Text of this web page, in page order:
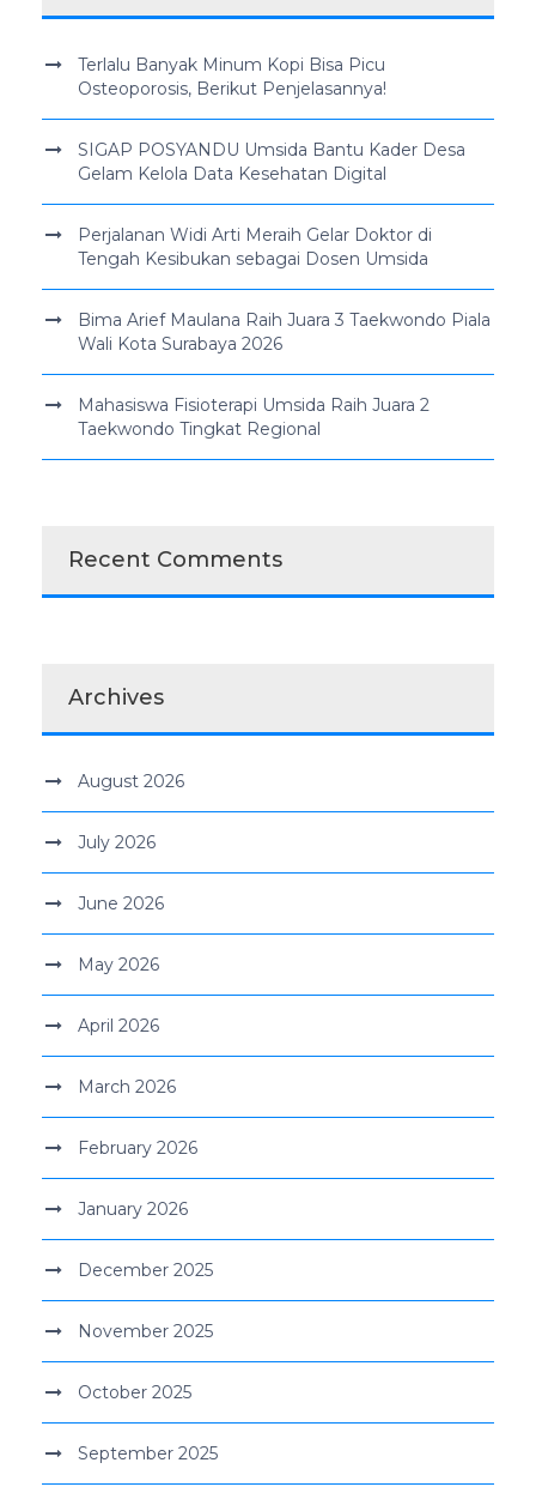
Terlalu Banyak Minum Kopi Bisa Picu
Osteoporosis, Berikut Penjelasannya!
SIGAP POSYANDU Umsida Bantu Kader Desa
Gelam Kelola Data Kesehatan Digital
Perjalanan Widi Arti Meraih Gelar Doktor di
Tengah Kesibukan sebagai Dosen Umsida
Bima Arief Maulana Raih Juara 3 Taekwondo Piala
Wali Kota Surabaya 2026
Mahasiswa Fisioterapi Umsida Raih Juara 2
Taekwondo Tingkat Regional
Recent Comments
Archives
August 2026
July 2026
June 2026
May 2026
April 2026
March 2026
February 2026
January 2026
December 2025
November 2025
October 2025
September 2025